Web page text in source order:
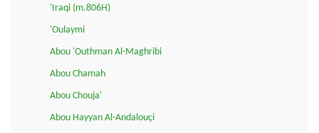
'Iraqi (m.806H)
'Oulaymi
Abou 'Outhman Al-Maghribi
Abou Chamah
Abou Chouja'
Abou Hayyan Al-Andalouçi